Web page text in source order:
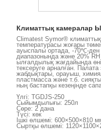
Климаттық камералар
Climatest Symor®
температурасы жоғары
ауыспалы ортада, -70℃-ден
диапазонында және 20%
ылғалдылық жағдайында
тексеруге арналған.
жабдықтары, орауыш,
пластмасса және т.б.
ның бастапқы кезеңінде
Үлгі: TGDJS-250
Сыйымдылығы: 250л
Сөре: 2 дана
Түсі: көк
Ішкі өлшемі: 600×500×810
Сыртқы өлшемі: